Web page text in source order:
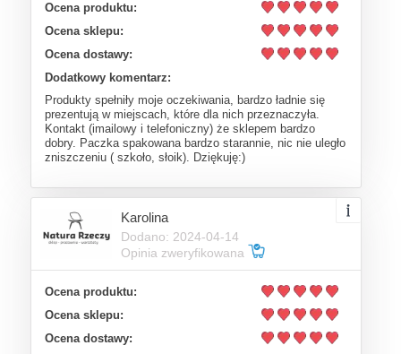
Ocena produktu:
Ocena sklepu:
Ocena dostawy:
Dodatkowy komentarz:
Produkty spełniły moje oczekiwania, bardzo ładnie się
prezentują w miejscach, które dla nich przeznaczyła.
Kontakt (imailowy i telefoniczny) że sklepem bardzo
dobry. Paczka spakowana bardzo starannie, nic nie uległo
zniszczeniu ( szkoło, słoik). Dziękuję:)
Karolina
Dodano: 2024-04-14
Opinia zweryfikowana
Ocena produktu:
Ocena sklepu:
Ocena dostawy: